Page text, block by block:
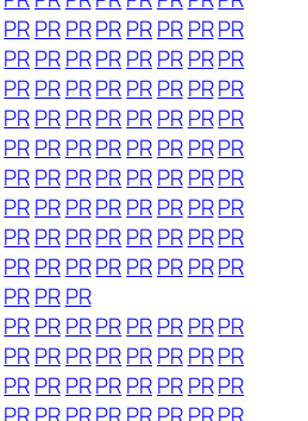
PRPRPRPRPRPR PRPR
PRPRPRPRPRPR PRPR
PRPRPRPRPRPR PRPR
PRPRPRPRPRPR PRPR
PRPRPRPRPRPR PRPR
PRPRPRPRPRPR PRPR
PRPRPRPRPRPR PRPR
PRPRPRPRPRPR PRPR
PRPRPRPRPRPR PRPR
PRPRPR
PRPRPRPRPRPR PRPR
PRPRPRPRPRPR PRPR
PRPRPRPRPRPR PRPR